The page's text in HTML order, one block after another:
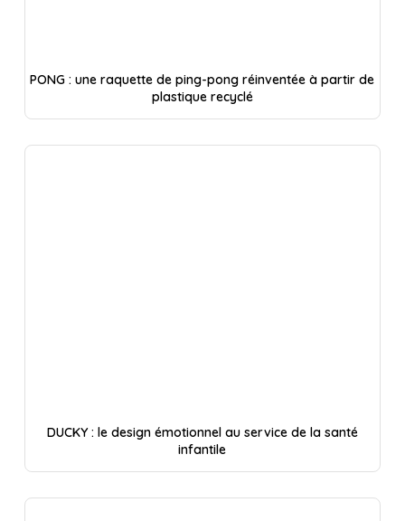
PONG : une raquette de ping-pong réinventée à partir de
plastique recyclé
DUCKY : le design émotionnel au service de la santé
infantile